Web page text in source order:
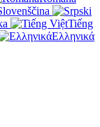
Tiếng
Ελληνικά